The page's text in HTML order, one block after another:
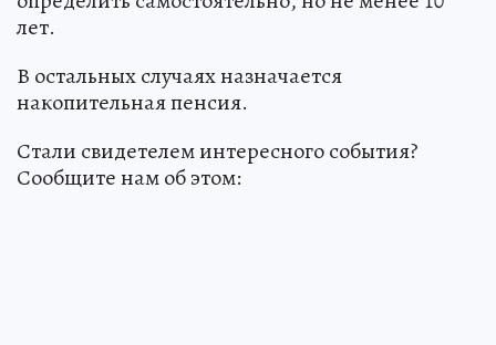
лет.
В остальных случаях назначается
накопительная пенсия.
Стали свидетелем интересного события?
Сообщите нам об этом: